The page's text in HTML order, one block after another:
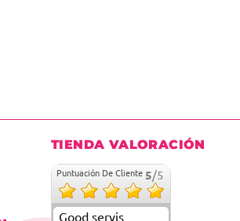
TIENDA VALORACIÓN
Puntuación De Cliente 5/5
Good servis